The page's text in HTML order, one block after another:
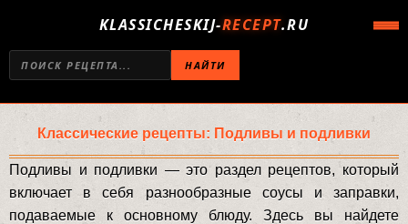
KLASSICHESKIJ-RECEPT.RU
НАЙТИ
Классические рецепты: Подливы и подливки
Подливы и подливки — это раздел рецептов, который
включает в себя разнообразные соусы и заправки,
подаваемые к основному блюду. Здесь вы найдете